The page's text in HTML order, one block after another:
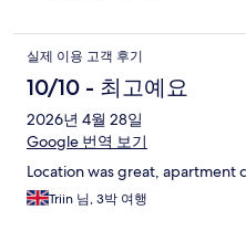
실제 이용 고객 후기
10/10 - 최고예요
2026년 4월 28일
Google 번역 보기
Location was great, apartment
Triin 님, 3박 여행